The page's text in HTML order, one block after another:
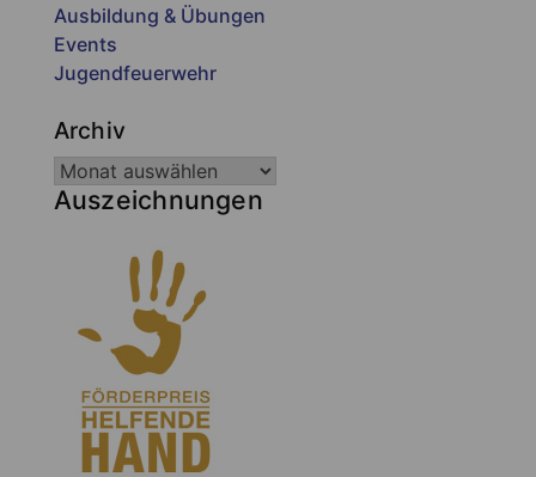
Ausbildung & Übungen
Events
Jugendfeuerwehr
Archiv
Auszeichnungen